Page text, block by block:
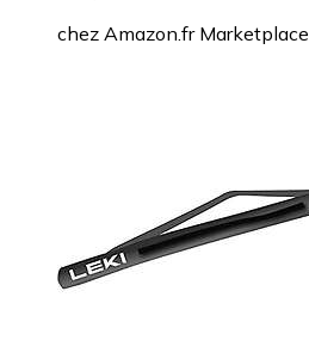
chez Amazon.fr Marketplace